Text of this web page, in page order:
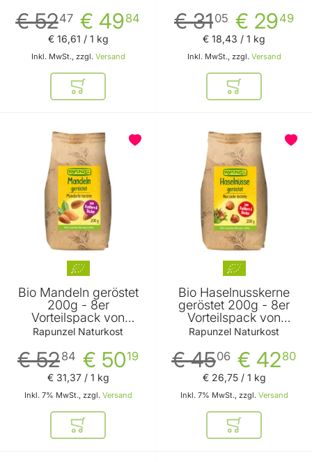
€ 4984
€ 5247
Inkl. MwSt., zzgl. Versand
€ 16,61 / 1 kg
In den Warenkorb
€ 2949
€ 3105
Inkl. MwSt., zzgl. Versand
€ 18,43 / 1 kg
In den
Bio Mandeln geröstet
200g - 8er
Vorteilspack von
Rapunzel Naturkost
Rapunzel Naturkost
€ 5019
€ 5284
Inkl. 7% MwSt., zzgl. Versand
€ 31,37/ 1 kg
In den Warenkorb
Bio Haselnusskerne
geröstet 200g - 8er
Vorteilspack von
Rapunzel Naturkost
Rapunzel Naturkost
€ 4280
€ 4506
Inkl. 7% MwSt., zzgl. Versand
€ 26,75/ 1 kg
In den